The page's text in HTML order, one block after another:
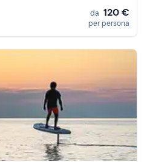
da 120 €
per persona